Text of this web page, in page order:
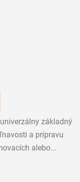
základný
a prípravu
alebo...